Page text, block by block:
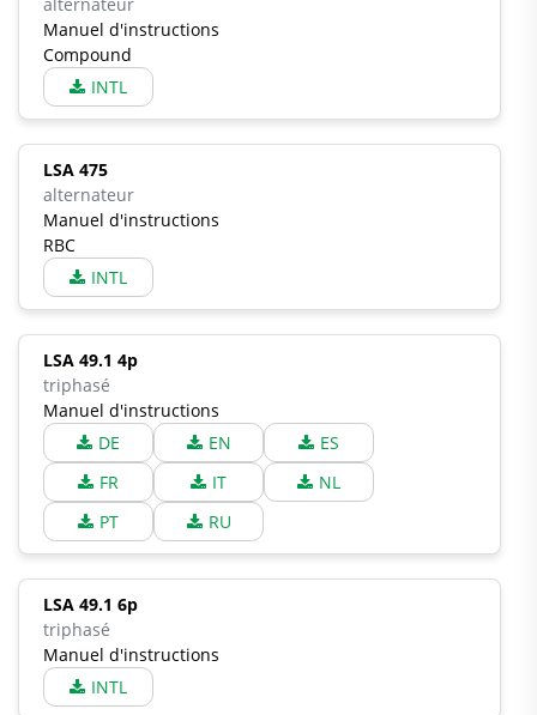
Manuel d'instructions
Compound
INTL
LSA 475
alternateur
Manuel d'instructions
RBC
INTL
LSA 49.1 4p
triphasé
Manuel d'instructions
DE
EN
ES
FR
IT
NL
PT
RU
LSA 49.1 6p
triphasé
Manuel d'instructions
INTL